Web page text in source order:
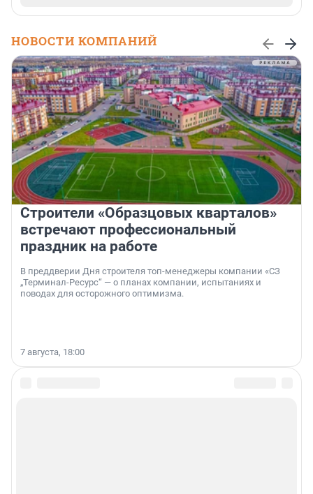
НОВОСТИ КОМПАНИЙ
Строители «Образцовых кварталов»
встречают профессиональный
праздник на работе
В преддверии Дня строителя топ-менеджеры компании «СЗ
„Терминал-Ресурс“ — о планах компании, испытаниях и
поводах для осторожного оптимизма.
7 августа, 18:00